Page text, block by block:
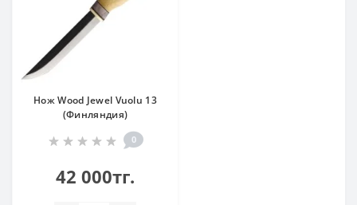
Нож Wood Jewel Vuolu 13
(Финляндия)
0
42 000тг.